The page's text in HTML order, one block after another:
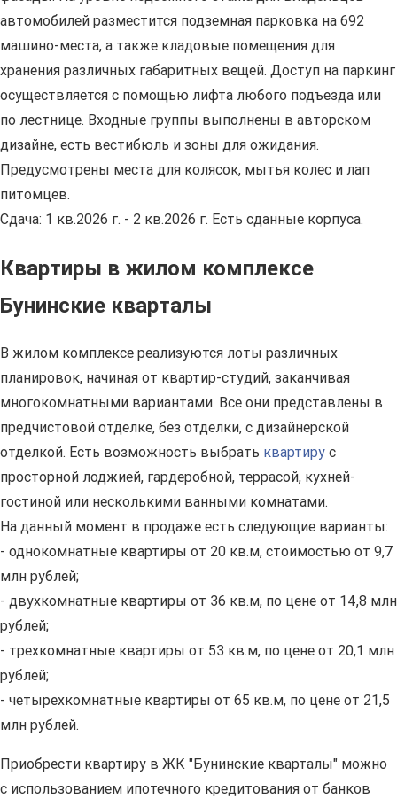
автомобилей разместится подземная парковка на 692
машино-места, а также кладовые помещения для
хранения различных габаритных вещей. Доступ на паркинг
осуществляется с помощью лифта любого подъезда или
по лестнице. Входные группы выполнены в авторском
дизайне, есть вестибюль и зоны для ожидания.
Предусмотрены места для колясок, мытья колес и лап
питомцев.
Сдача: 1 кв.2026 г. - 2 кв.2026 г. Есть сданные корпуса.
Квартиры в жилом комплексе
Бунинские кварталы
В жилом комплексе реализуются лоты различных
планировок, начиная от квартир-студий, заканчивая
многокомнатными вариантами. Все они представлены в
предчистовой отделке, без отделки, с дизайнерской
отделкой. Есть возможность выбрать квартиру с
просторной лоджией, гардеробной, террасой, кухней-
гостиной или несколькими ванными комнатами.
На данный момент в продаже есть следующие варианты:
- однокомнатные квартиры от 20 кв.м, стоимостью от 9,7
млн рублей;
- двухкомнатные квартиры от 36 кв.м, по цене от 14,8 млн
рублей;
- трехкомнатные квартиры от 53 кв.м, по цене от 20,1 млн
рублей;
- четырехкомнатные квартиры от 65 кв.м, по цене от 21,5
млн рублей.
Приобрести квартиру в ЖК "Бунинские кварталы" можно
с использованием ипотечного кредитования от банков